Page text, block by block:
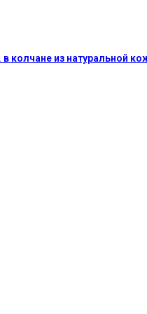
колчане из натуральной